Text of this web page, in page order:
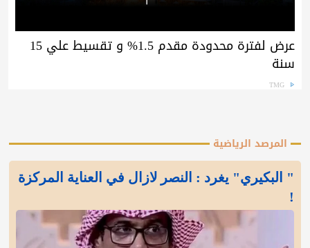
عرض لفترة محدودة مقدم 1.5% و تقسيط علي 15
سنة
TMG
المرصد الرياضية
" البكيري" يغرد : النصر لازال في العناية المركزة
!